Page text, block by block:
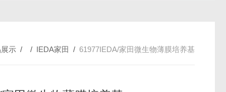
示 / / IEDA家田 / 61977IEDA/家田微生物薄膜培养基